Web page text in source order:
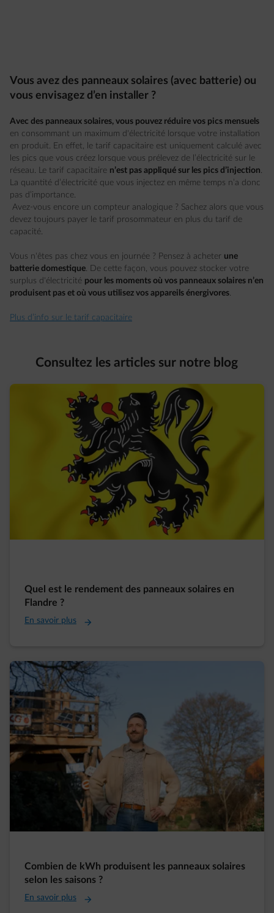
Vous avez des panneaux solaires (avec batterie) ou
vous envisagez d’en installer ?
Avec des panneaux solaires, vous pouvez réduire vos pics mensuels
en consommant un maximum d'électricité lorsque votre installation
en produit. En effet, le tarif capacitaire est uniquement calculé avec
les pics que vous créez lorsque vous prélevez de l’électricité sur le
réseau. Le tarif capacitaire n’est pas appliqué sur les pics d’injection.
La quantité d’électricité que vous injectez en même temps n’a donc
pas d’importance.
Avez-vous encore un compteur analogique ? Sachez alors que vous
devez toujours payer le tarif prosommateur en plus du tarif de
capacité.
Vous n'êtes pas chez vous en journée ? Pensez à acheter une
batterie domestique. De cette façon, vous pouvez stocker votre
surplus d'électricité pour les moments où vos panneaux solaires n’en
produisent pas et où vous utilisez vos appareils énergivores.
Plus d’info sur le tarif capacitaire
Consultez lesarticles sur notre blog
Quel est le rendement des panneaux solaires en
Flandre ?
En savoir plus
Combien de kWh produisent les panneaux solaires
selon les saisons ?
En savoir plus